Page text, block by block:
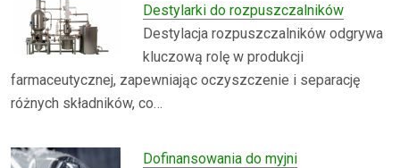
Destylarki do rozpuszczalników
Destylacja rozpuszczalników odgrywa
kluczową rolę w produkcji
farmaceutycznej, zapewniając oczyszczenie i separację
różnych składników, co…
Dofinansowania do myjni